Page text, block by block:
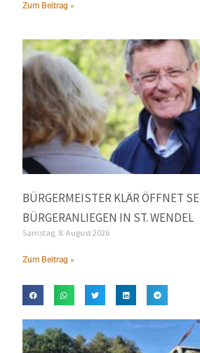
Zum Beitrag »
BÜRGERMEISTER KLÄR ÖFFNET
BÜRGERANLIEGEN IN ST. WENDEL
Samstag, 8. August 2026
Zum Beitrag »